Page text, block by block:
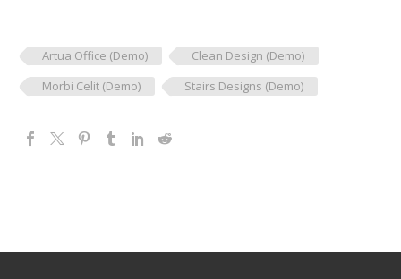
Artua Office (Demo)
Clean Design (Demo)
Morbi Celit (Demo)
Stairs Designs (Demo)